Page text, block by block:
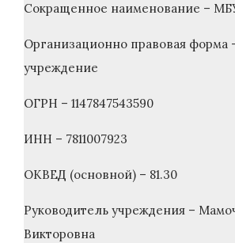
Сокращенное наименование –
Организационно правовая форма
учреждение
ОГРН – 1147847543590
ИНН – 7811007923
ОКВЕД (основной) – 81.30
Руководитель учреждения –
Викторовна